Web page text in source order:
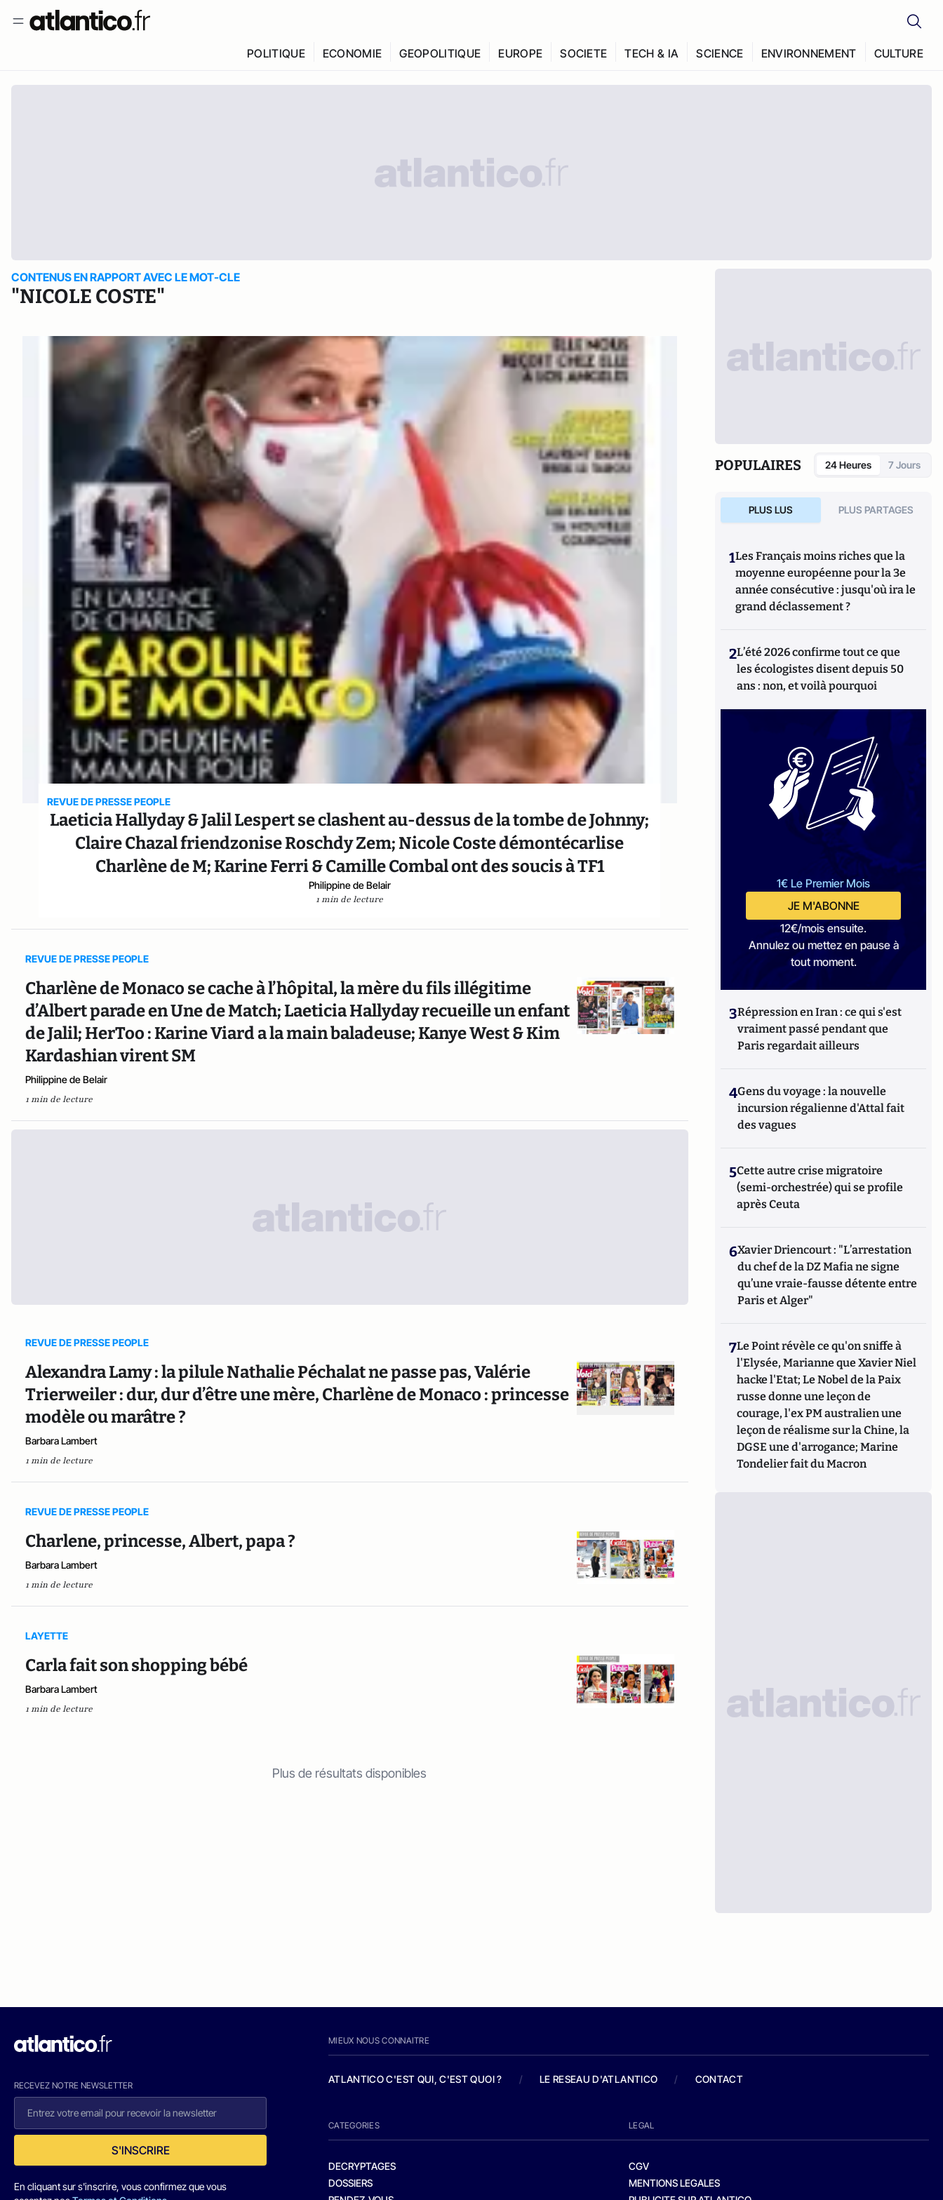
POLITIQUE ECONOMIE GEOPOLITIQUE EUROPE SOCIETE TECH & IA SCIENCE ENVIRONNEMENT CULTURE
CONTENUS EN RAPPORT AVEC LE MOT-CLE
"NICOLE COSTE"
REVUE DE PRESSE PEOPLE
Laeticia Hallyday & Jalil Lespert se clashent au-dessus de la tombe de Johnny;
Claire Chazal friendzonise Roschdy Zem; Nicole Coste démontécarlise
Charlène de M; Karine Ferri & Camille Combal ont des soucis à TF1
Philippine de Belair
1 min de lecture
REVUE DE PRESSE PEOPLE
Charlène de Monaco se cache à l’hôpital, la mère du fils illégitime
d’Albert parade en Une de Match; Laeticia Hallyday recueille un enfant
de Jalil; HerToo : Karine Viard a la main baladeuse; Kanye West & Kim
Kardashian virent SM
Philippine de Belair
1 min de lecture
REVUE DE PRESSE PEOPLE
Alexandra Lamy : la pilule Nathalie Péchalat ne passe pas, Valérie
Trierweiler : dur, dur d’être une mère, Charlène de Monaco : princesse
modèle ou marâtre ?
Barbara Lambert
1 min de lecture
REVUE DE PRESSE PEOPLE
Charlene, princesse, Albert, papa ?
Barbara Lambert
1 min de lecture
LAYETTE
Carla fait son shopping bébé
Barbara Lambert
1 min de lecture
Plus de résultats disponibles
POPULAIRES 24 Heures 7 Jours
PLUS LUS PLUS PARTAGES
1Les Français moins riches que la
moyenne européenne pour la 3e
année consécutive : jusqu'où ira le
grand déclassement ?
2L’été 2026 confirme tout ce que
les écologistes disent depuis 50
ans : non, et voilà pourquoi
1€ Le Premier Mois
JE M'ABONNE
12€/mois ensuite.
Annulez ou mettez en pause à
tout moment.
3Répression en Iran : ce qui s'est
vraiment passé pendant que
Paris regardait ailleurs
4Gens du voyage : la nouvelle
incursion régalienne d'Attal fait
des vagues
5Cette autre crise migratoire
(semi-orchestrée) qui se profile
après Ceuta
6Xavier Driencourt : "L’arrestation
du chef de la DZ Mafia ne signe
qu’une vraie-fausse détente entre
Paris et Alger"
7Le Point révèle ce qu'on sniffe à
l'Elysée, Marianne que Xavier Niel
hacke l'Etat; Le Nobel de la Paix
russe donne une leçon de
courage, l'ex PM australien une
leçon de réalisme sur la Chine, la
DGSE une d'arrogance; Marine
Tondelier fait du Macron
RECEVEZ NOTRE NEWSLETTER
S'INSCRIRE
En cliquant sur s'inscrire, vous confirmez que vous
MIEUX NOUS CONNAITRE
ATLANTICO C'EST QUI, C'EST QUOI ? / LE RESEAU D'ATLANTICO / CONTACT
CATEGORIES
DECRYPTAGES
DOSSIERS
LEGAL
CGV
MENTIONS LEGALES